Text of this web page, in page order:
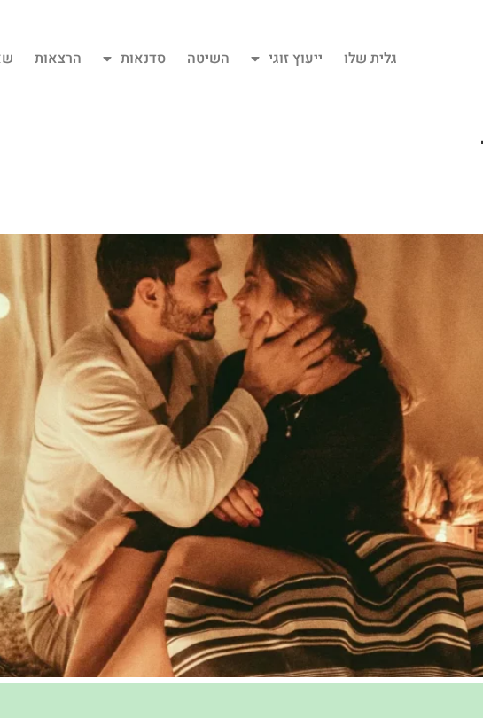
גלית שלו ייעוץ זוגי השיטה סדנאות הרצאות